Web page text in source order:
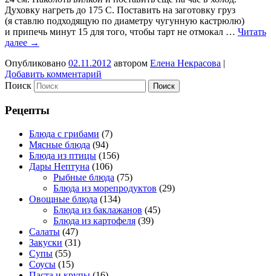
Духовку нагреть до 175 С. Поставить на заготовку груз
(я ставлю подходящую по диаметру чугунную кастрюлю)
и припечь минут 15 для того, чтобы тарт не отмокал … Читать
далее →
Опубликовано 02.11.2012 автором Елена Некрасова
Добавить комментарий
Поиск
Рецепты
Блюда с грибами (7)
Мясные блюда (94)
Блюда из птицы (156)
Дары Нептуна (106)
Рыбные блюда (75)
Блюда из морепродуктов (29)
Овощные блюда (134)
Блюда из баклажанов (45)
Блюда из картофеля (39)
Салаты (47)
Закуски (31)
Супы (55)
Соусы (15)